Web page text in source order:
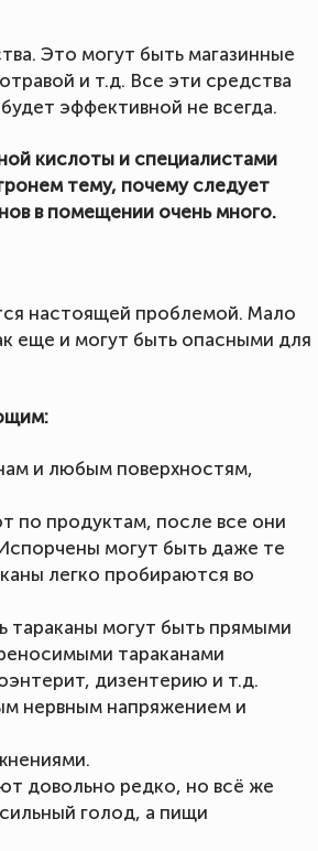
Это могут быть магазинные
и т.д. Все эти средства
эффективной не всегда.
кислоты и специалистами
тему, почему следует
в помещении очень много.
настоящей проблемой. Мало
еще и могут быть опасными для
и любым поверхностям,
по продуктам, после все они
могут быть даже те
легко пробираются во
тараканы могут быть прямыми
тараканами
дизентерию и т.д.
нервным напряжением и
довольно редко, но всё же
голод, а пищи